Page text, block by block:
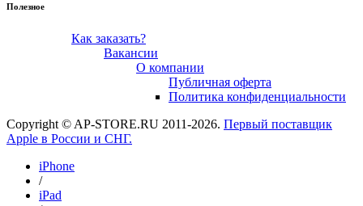
Полезное
Как заказать?
Вакансии
О компании
Публичная оферта
Политика конфиденциальности
Copyright © AP-STORE.RU 2011-2026. Первый поставщик
Apple в России и СНГ.
iPhone
/
iPad